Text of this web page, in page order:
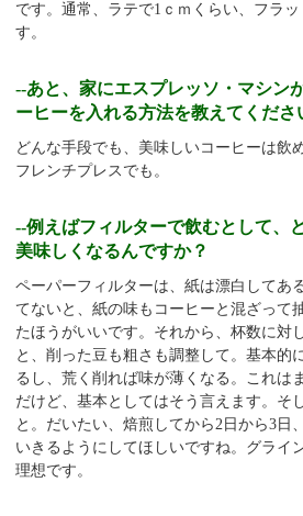
です。通常、ラテで1 ｃｍくらい、フラ
す。
--あと、家にエスプレッソ・マシン
ーヒーを入れる方法を教えてくださ
どんな手段でも、美味しいコーヒーは飲
フレンチプレスでも。
--例えばフィルターで飲むとして、
美味しくなるんですか？
ペーパーフィルターは、紙は漂白してあ
てないと、紙の味もコーヒーと混ざって
たほうがいいです。それから、杯数に対
と、削った豆も粗さも調整して。基本的
るし、荒く削れば味が薄くなる。これは
だけど、基本としてはそう言えます。そ
と。だいたい、焙煎してから2 日から3 日
いきるようにしてほしいですね。グライ
理想です。